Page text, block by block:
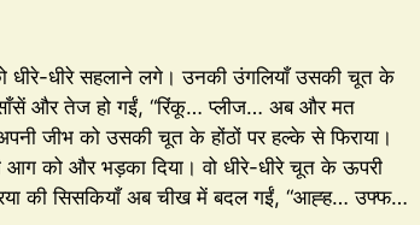
धीरे-धीरे सहलाने लगे। उनकी उंगलियाँ उसकी चूत के
और तेज हो गईं, “रिंकू… प्लीज… अब और मत
जीभ को उसकी चूत के होंठों पर हल्के से फिराया।
को और भड़का दिया। वो धीरे-धीरे चूत के ऊपरी
की सिसकियाँ अब चीख में बदल गईं, “आह्ह… उफ्फ…